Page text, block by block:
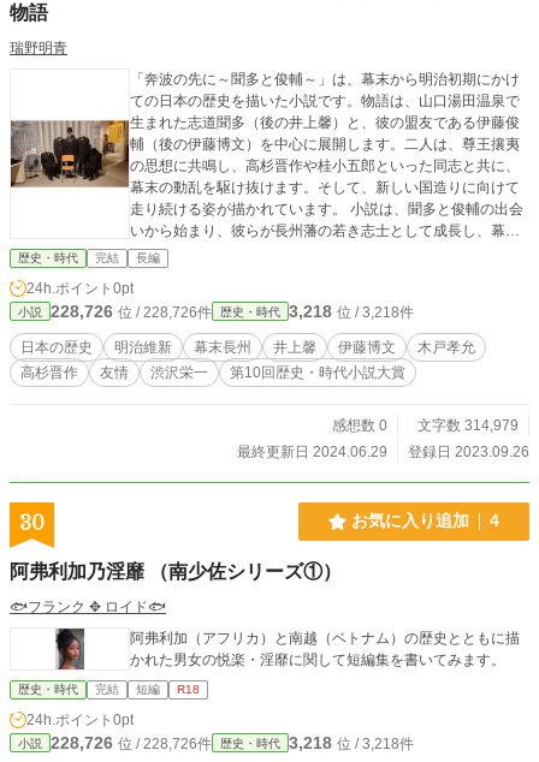
物語
瑞野明青
「奔波の先に～聞多と俊輔～」は、幕末から明治初期にかけ
ての日本の歴史を描いた小説です。物語は、山口湯田温泉で
生まれた志道聞多（後の井上馨）と、彼の盟友である伊藤俊
輔（後の伊藤博文）を中心に展開します。二人は、尊王攘夷
の思想に共鳴し、高杉晋作や桂小五郎といった同志と共に、
幕末の動乱を駆け抜けます。そして、新しい国造りに向けて
走り続ける姿が描かれています。 小説は、聞多と俊輔の出会
いから始まり、彼らが長州藩の若き志士として成長し、幕府
の圧制に立ち向かい、明治維新へと導くための奔走を続ける
様子が描かれています。友情と信念を深めながら、国の行く
末をより良くしていくために奮闘する二人の姿が、読者に感
動を与えます。 この小説は、歴史的事実に基づきつつも、登
場人物たちの内面の葛藤や、時代の変革に伴う人々の生活の
変化など、幕末から明治にかけての日本の姿をリアルに描き
出しています。読者は、この小説を通じて、日本の歴史の一
歴史・時代 完結 長編
24h.ポイント 0pt
小説 228,726 位 / 228,726件 歴史・時代 3,218 位 / 3,218件
日本の歴史 明治維新 幕末長州 井上馨 伊藤博文
木戸孝允
高杉晋作
友情 渋沢栄一 第10回歴史・時代小説大賞
感想数 0
文字数 314,979
最終更新日 2024.06.29
登録日 2023.09.26
30 お気に入り追加 4
阿弗利加乃淫靡 （南少佐シリーズ①）
🐟フランク ✥ ロイド🐟
阿弗利加（アフリカ）と南越（ベトナム）の歴史とともに描
かれた男女の悦楽・淫靡に関して短編集を書いてみます。
歴史・時代 完結 短編 R18
24h.ポイント 0pt
小説 228,726 位 / 228,726件 歴史・時代 3,218 位 / 3,218件